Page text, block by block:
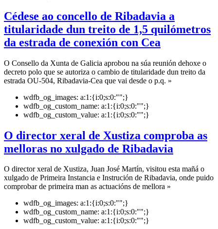
Cédese ao concello de Ribadavia a
titularidade dun treito de 1,5 quilómetros
da estrada de conexión con Cea
O Consello da Xunta de Galicia aprobou na súa reunión dehoxe o
decreto polo que se autoriza o cambio de titularidade dun treito da
estrada OU-504, Ribadavia-Cea que vai desde o p.q. »
wdfb_og_images: a:1:{i:0;s:0:"";}
wdfb_og_custom_name: a:1:{i:0;s:0:"";}
wdfb_og_custom_value: a:1:{i:0;s:0:"";}
O director xeral de Xustiza comproba as
melloras no xulgado de Ribadavia
O director xeral de Xustiza, Juan José Martín, visitou esta mañá o
xulgado de Primeira Instancia e Instrución de Ribadavia, onde puido
comprobar de primeira man as actuacións de mellora »
wdfb_og_images: a:1:{i:0;s:0:"";}
wdfb_og_custom_name: a:1:{i:0;s:0:"";}
wdfb_og_custom_value: a:1:{i:0;s:0:"";}